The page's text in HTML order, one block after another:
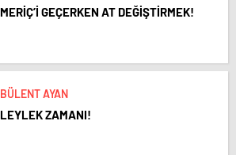
MERİÇ’İ GEÇERKEN AT DEĞİŞTİRMEK!
BÜLENT AYAN
LEYLEK ZAMANI!